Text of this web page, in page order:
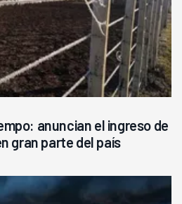
anuncian el ingreso de
gran parte del país